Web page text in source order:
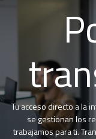
Tu acceso directo a la
se gestionan los
trabajamos para ti.